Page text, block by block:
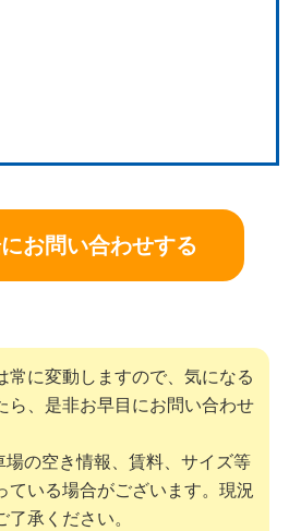
お問い合わせする
に変動しますので、気になる
ら、是非お早目にお問い合わせ
の空き情報、賃料、サイズ等
ている場合がございます。現況
承ください。